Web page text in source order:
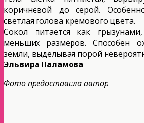
коричневой до серой.
светлая голова кремового цвета.
Сокол питается как
меньших размеров. Способен
земли, выделывая порой
Эльвира Паламова
Фото предоставила автор